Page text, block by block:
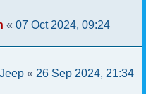
« 07 Oct 2024, 09:24
« 26 Sep 2024, 21:34